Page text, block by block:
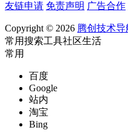
友链申请 免责声明 广告合作
Copyright © 2026 腾创技术导
常用搜索工具社区生活
常用
百度
Google
站内
淘宝
Bing